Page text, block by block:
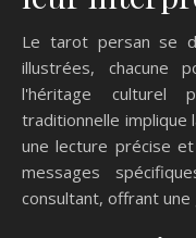
Le tarot persan se
illustrées, chacune
l'héritage culturel
traditionnelle
une lecture précise
messages
consultant, offrant une